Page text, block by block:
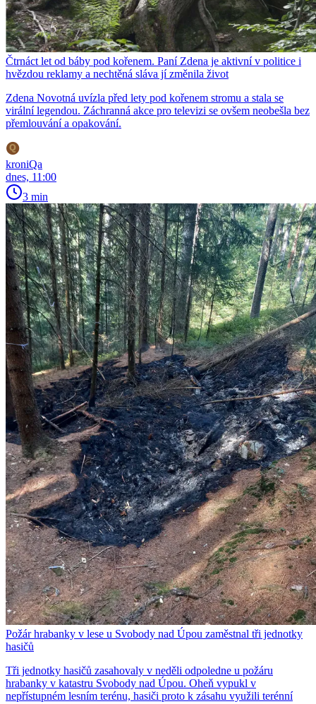
Čtrnáct let od báby pod kořenem. Paní Zdena je aktivní v politice i
hvězdou reklamy a nechtěná sláva jí změnila život
Zdena Novotná uvízla před lety pod kořenem stromu a stala se
virální legendou. Záchranná akce pro televizi se ovšem neobešla bez
přemlouvání a opakování.
kroniQa
dnes, 11:00
3 min
Požár hrabanky v lese u Svobody nad Úpou zaměstnal tři jednotky
hasičů
Tři jednotky hasičů zasahovaly v neděli odpoledne u požáru
hrabanky v katastru Svobody nad Úpou. Oheň vypukl v
nepřístupném lesním terénu, hasiči proto k zásahu využili terénní